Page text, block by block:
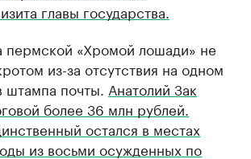
главы государства.
пермской «Хромой лошади» не
из-за отсутствия на одном
штампа почты. Анатолий Зак
более 36 млн рублей.
остался в местах
из восьми осужденных по